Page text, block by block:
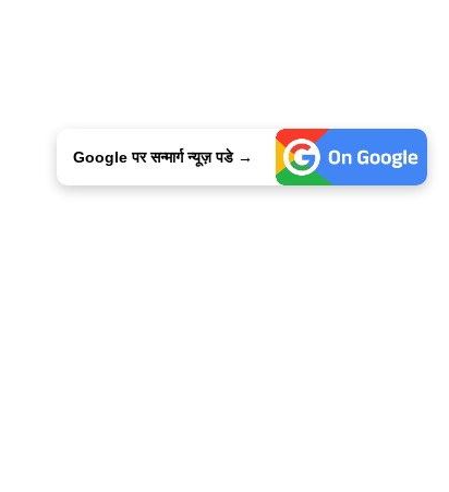
Google पर सन्मार्ग न्यूज़ पडे →